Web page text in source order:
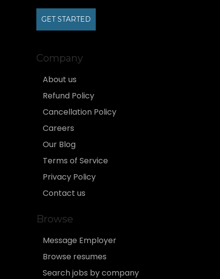
GET STARTED
Company
About us
Refund Policy
Cancellation Policy
Careers
Our Blog
Terms of Service
Privacy Policy
Contact us
Browse
Message Employer
Browse resumes
Search jobs by company